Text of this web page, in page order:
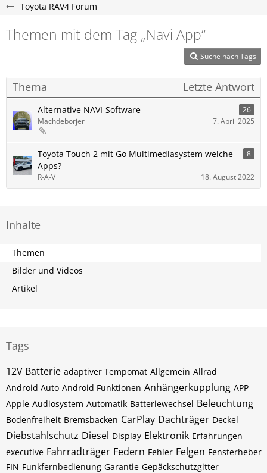
Toyota RAV4 Forum
Themen mit dem Tag „Navi App“
Suche nach Tags
Thema Letzte Antwort
Alternative NAVI-Software
26
Machdeborjer
7. April 2025
Toyota Touch 2 mit Go Multimediasystem welche
Apps?
8
R-A-V 18. August 2022
Inhalte
Themen
Bilder und Videos
Artikel
Tags
12V Batterie adaptiver Tempomat Allgemein Allrad
Android Auto Android Funktionen Anhängerkupplung APP
Apple Audiosystem Automatik Batteriewechsel Beleuchtung
Bodenfreiheit Bremsbacken CarPlay Dachträger Deckel
Diebstahlschutz Diesel Display Elektronik Erfahrungen
executive Fahrradträger Federn Fehler Felgen Fensterheber
FIN Funkfernbedienung Garantie Gepäckschutzgitter